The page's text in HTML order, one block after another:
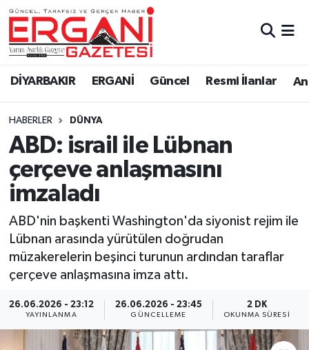
DİYARBAKIR ERGANİ Güncel Resmi İlanlar
HABERLER DÜNYA
ABD: israil ile Lübnan
çerçeve anlaşmasını
imzaladı
ABD'nin başkenti Washington'da siyonist rejim ile
Lübnan arasında yürütülen doğrudan
müzakerelerin beşinci turunun ardından taraflar
çerçeve anlaşmasına imza attı.
26.06.2026 - 23:12
YAYINLANMA
26.06.2026 - 23:45
GÜNCELLEME
2 DK
OKUNMA SÜRESI
DİYARBAKIR
BİSMİL
BAĞLAR
ERGANİ
Güncel
Resmi İlanlar
Sağlık
Si̇yaset
Spor
Yaşam
Ergani Nöbetçi Eczaneler
Ergani Hava Durumu
Ergani Trafik Yoğunluk Haritası
Süper Lig Puan Durumu ve Fikstür
Tüm Manşetler
Son Dakika Haberleri
Haber Arşivi